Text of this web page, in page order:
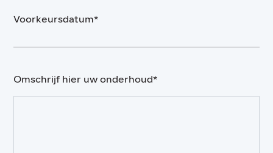
Voorkeursdatum*
Omschrijf hier uw onderhoud*